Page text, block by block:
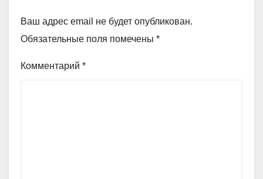
Ваш адрес email не будет опубликован.
Обязательные поля помечены *
Комментарий *